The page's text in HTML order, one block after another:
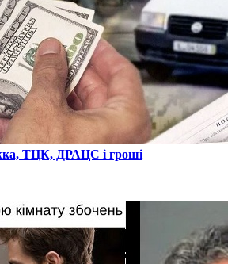
ТЦК, ДРАЦС і гроші